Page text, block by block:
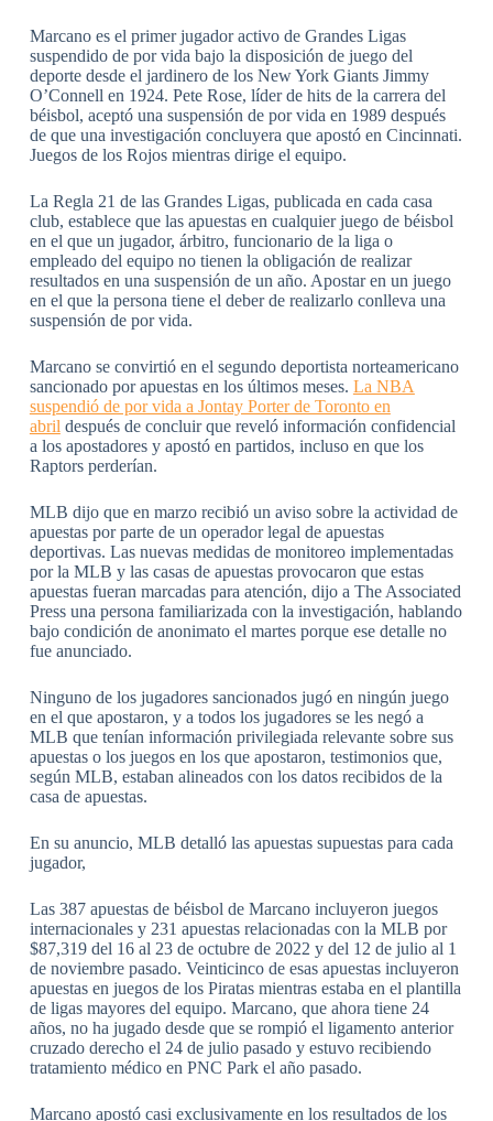
Marcano es el primer jugador activo de Grandes Ligas
suspendido de por vida bajo la disposición de juego del
deporte desde el jardinero de los New York Giants Jimmy
O’Connell en 1924. Pete Rose, líder de hits de la carrera del
béisbol, aceptó una suspensión de por vida en 1989 después
de que una investigación concluyera que apostó en Cincinnati.
Juegos de los Rojos mientras dirige el equipo.
La Regla 21 de las Grandes Ligas, publicada en cada casa
club, establece que las apuestas en cualquier juego de béisbol
en el que un jugador, árbitro, funcionario de la liga o
empleado del equipo no tienen la obligación de realizar
resultados en una suspensión de un año. Apostar en un juego
en el que la persona tiene el deber de realizarlo conlleva una
suspensión de por vida.
Marcano se convirtió en el segundo deportista norteamericano
sancionado por apuestas en los últimos meses. La NBA
suspendió de por vida a Jontay Porter de Toronto en
abril después de concluir que reveló información confidencial
a los apostadores y apostó en partidos, incluso en que los
Raptors perderían.
MLB dijo que en marzo recibió un aviso sobre la actividad de
apuestas por parte de un operador legal de apuestas
deportivas. Las nuevas medidas de monitoreo implementadas
por la MLB y las casas de apuestas provocaron que estas
apuestas fueran marcadas para atención, dijo a The Associated
Press una persona familiarizada con la investigación, hablando
bajo condición de anonimato el martes porque ese detalle no
fue anunciado.
Ninguno de los jugadores sancionados jugó en ningún juego
en el que apostaron, y a todos los jugadores se les negó a
MLB que tenían información privilegiada relevante sobre sus
apuestas o los juegos en los que apostaron, testimonios que,
según MLB, estaban alineados con los datos recibidos de la
casa de apuestas.
En su anuncio, MLB detalló las apuestas supuestas para cada
jugador,
Las 387 apuestas de béisbol de Marcano incluyeron juegos
internacionales y 231 apuestas relacionadas con la MLB por
$87,319 del 16 al 23 de octubre de 2022 y del 12 de julio al 1
de noviembre pasado. Veinticinco de esas apuestas incluyeron
apuestas en juegos de los Piratas mientras estaba en el plantilla
de ligas mayores del equipo. Marcano, que ahora tiene 24
años, no ha jugado desde que se rompió el ligamento anterior
cruzado derecho el 24 de julio pasado y estuvo recibiendo
tratamiento médico en PNC Park el año pasado.
Marcano apostó casi exclusivamente en los resultados de los